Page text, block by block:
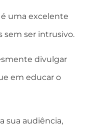
uma excelente
sem ser intrusivo.
divulgar
em educar o
sua audiência,